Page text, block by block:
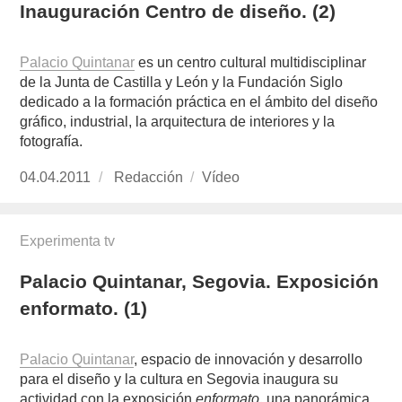
Inauguración Centro de diseño. (2)
Palacio Quintanar es un centro cultural multidisciplinar
de la Junta de Castilla y León y la Fundación Siglo
dedicado a la formación práctica en el ámbito del diseño
gráfico, industrial, la arquitectura de interiores y la
fotografía.
Publicado
04.04.2011 https://www.experimenta.es/author/redaccion/
Redacción Formato
Vídeo
Experimenta tv
Palacio Quintanar, Segovia. Exposición
enformato. (1)
Palacio Quintanar, espacio de innovación y desarrollo
para el diseño y la cultura en Segovia inaugura su
actividad con la exposiciónenformato, una panorámica